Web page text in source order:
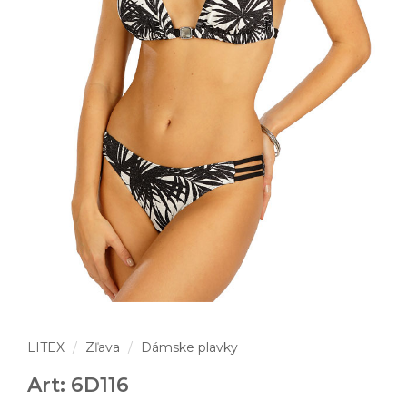
LITEX Zľava Dámske plavky
Art: 6D116